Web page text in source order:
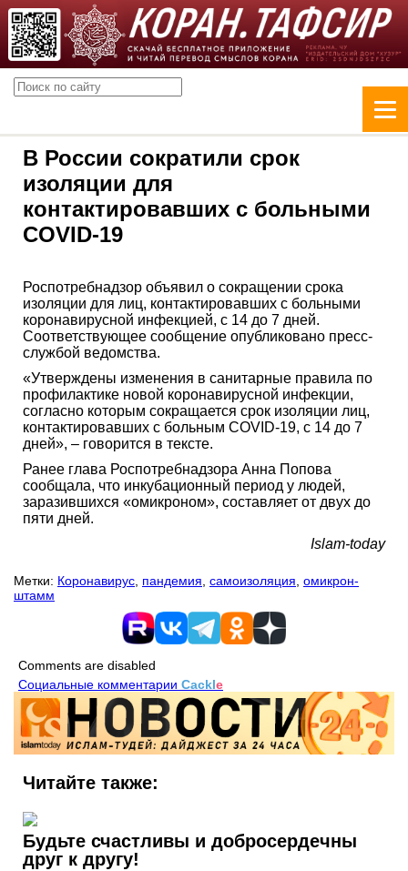
В России сократили срок
изоляции для
контактировавших с больными
COVID-19
Роспотребнадзор объявил о сокращении срока
изоляции для лиц, контактировавших с больными
коронавирусной инфекцией, с 14 до 7 дней.
Соответствующее сообщение опубликовано пресс-
службой ведомства.
«Утверждены изменения в санитарные правила по
профилактике новой коронавирусной инфекции,
согласно которым сокращается срок изоляции лиц,
контактировавших с больным COVID-19, с 14 до 7
дней», – говорится в тексте.
Ранее глава Роспотребнадзора Анна Попова
сообщала, что инкубационный период у людей,
заразившихся «омикроном», составляет от двух до
пяти дней.
Islam-today
Метки: Коронавирус пандемия самоизоляция омикрон-
штамм
Comments are disabled
Социальные комментарии Cackle
Читайте также:
Будьте счастливы и добросердечны
друг к другу!